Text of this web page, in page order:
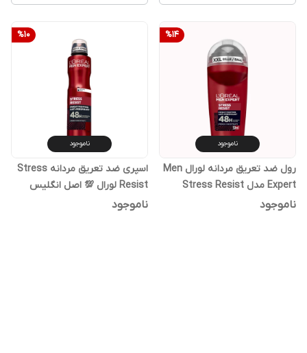
%14
ناموجود
رول ضد تعریق مردانه لورال Men
Expert مدل Stress Resist
ناموجود
%10
ناموجود
اسپری ضد تعریق مردانه Stress
Resist لورال 💯 اصل انگلیس
ناموجود